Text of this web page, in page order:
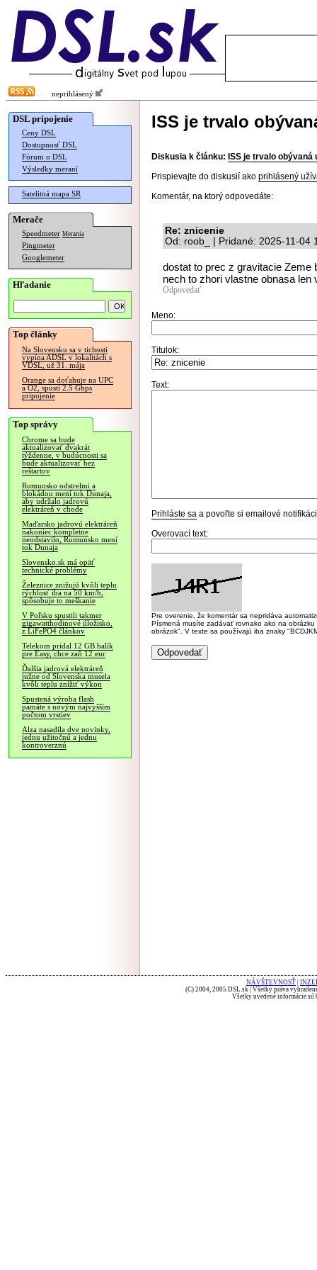
neprihlásený
DSL pripojenie
Ceny DSL
Dostupnosť DSL
Fórum o DSL
Výsledky meraní
Satelitná mapa SR
Merače
Speedmeter Merania
Pingmeter
Googlemeter
Hľadanie
Top články
Na Slovensku sa v tichosti
vypína ADSL v lokalitách s
VDSL, už 31. mája
Orange sa doťahuje na UPC
a O2, spustí 2.5 Gbps
pripojenie
Top správy
Chrome sa bude
aktualizovať dvakrát
týždenne, v budúcnosti sa
bude aktualizovať bez
reštartov
Rumunsko odstrelmi a
blokádou mení tok Dunaja,
aby udržalo jadrovú
elektráreň v chode
Maďarsko jadrovú elektráreň
nakoniec kompletne
neodstavilo, Rumunsko mení
tok Dunaja
Slovensko.sk má opäť
technické problémy
Železnice znižujú kvôli teplu
rýchlosť iba na 50 km/h,
spôsobuje to meškanie
V Poľsku spustili takmer
gigawatthodinové úložisko,
z LiFePO4 článkov
Telekom pridal 12 GB balík
pre Easy, chce zaň 12 eur
Ďalšia jadrová elektráreň
južne od Slovenska musela
kvôli teplu znížiť výkon
Spustená výroba flash
pamäte s novým najvyšším
počtom vrstiev
Alza nasadila dve novinky,
jednu užitočnú a jednu
kontroverznú
ISS je trvalo
Diskusia k článku: ISS je trvalo obývaná
Prispievajte do diskusií ako prihlásený
Komentár, na ktorý odpovedáte:
Re: znicenie
Od: roob_ | Pridané: 2025-11-04
dostat to prec z gravitacie Zeme
nech to zhori vlastne obnasa len
Odpovedať
Meno:
Titulok:
Text:
Prihláste sa a povoľte si emailové
Overovací text:
Pre overenie, že komentár sa nepridáva
Písmená musíte zadávať rovnako ako na
obrázok". V texte sa používajú iba znaky
NÁVŠTEVNOSŤ
(C) 2004, 2005 DSL.sk | Všetky práva
Všetky uvedené informácie sú